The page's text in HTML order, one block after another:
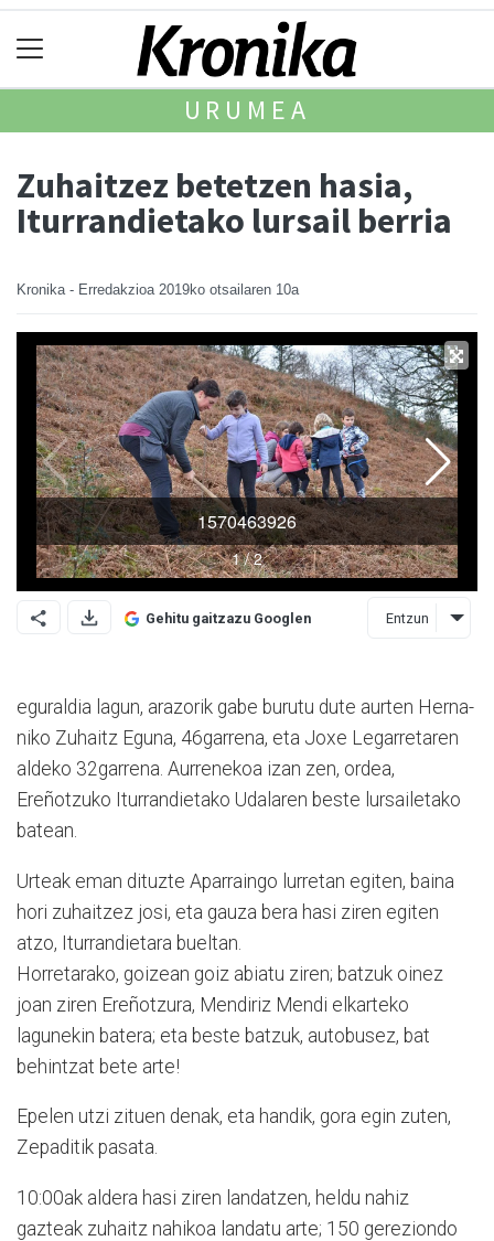
URUMEA
Zuhaitzez betetzen hasia,
Iturrandietako lursail berria
Kronika - Erredakzioa 2019ko otsailaren 10a
Gehitu gaitzazu Googlen Entzun
eguraldia lagun, arazorik ga­be burutu dute aurten Her­na­
niko Zuhaitz Eguna, 46ga­rrena, eta Joxe Legarretaren
aldeko 32garrena. Aurrenekoa izan zen, ordea,
Ereñotzuko Iturrandietako Udalaren beste lursailetako
batean.
Urteak eman dituzte Apa­rraingo lurretan egiten, baina
hori zuhaitzez josi, eta gauza bera hasi ziren egiten
atzo, Iturrandietara bueltan.
Horretarako, goizean goiz abiatu zi­ren; batzuk oinez
joan ziren Ereñotzura, Mendi­riz Mendi elkarteko
lagunekin batera; eta beste batzuk, autobusez, bat
behintzat bete arte!
Epelen utzi zituen denak, eta handik, gora egin zuten,
Zepaditik pasata.
10:00ak aldera hasi ziren landatzen, heldu nahiz
gazteak zuhaitz nahikoa landatu arte; 150 gereziondo